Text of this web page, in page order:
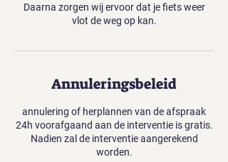
Daarna zorgen wij ervoor dat je fiets weer
vlot de weg op kan.
Annuleringsbeleid
annulering of herplannen van de afspraak
24h voorafgaand aan de interventie is gratis.
Nadien zal de interventie aangerekend
worden.